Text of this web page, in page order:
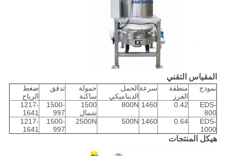
المقياس التقني
نموذج
منطقة
الفرز
سرعةالحمل
الديناميكي
حمولة
ساكنة
تدفق
ضغط
الرياح
EDS-
800
0.42
1460
800N
1500
شمال
1500-
997
1217-
1641
EDS-
1000
0.64
1460
500N
2500N
1500-
997
1217-
1641
هيكل المنتجات